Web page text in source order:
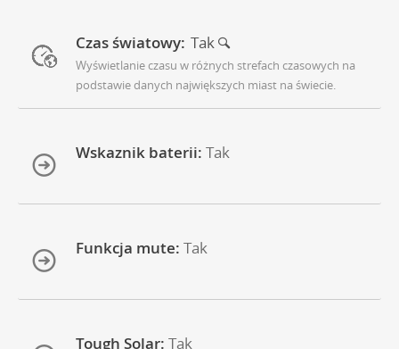
Czas światowy: Tak
Wyświetlanie czasu w różnych strefach czasowych na
podstawie danych największych miast na świecie.
Wskaznik baterii: Tak
Funkcja mute: Tak
Tough Solar: Tak